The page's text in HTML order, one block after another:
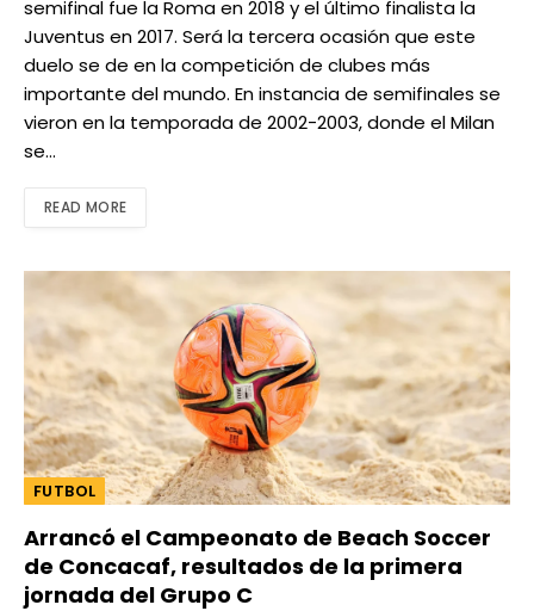
semifinal fue la Roma en 2018 y el último finalista la
Juventus en 2017. Será la tercera ocasión que este
duelo se de en la competición de clubes más
importante del mundo. En instancia de semifinales se
vieron en la temporada de 2002-2003, donde el Milan
se…
READ MORE
FUTBOL
Arrancó el Campeonato de Beach Soccer
de Concacaf, resultados de la primera
jornada del Grupo C